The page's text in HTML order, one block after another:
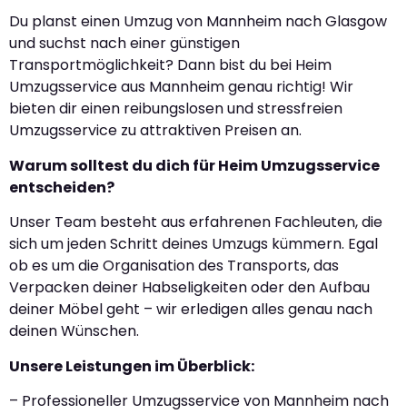
Du planst einen Umzug von Mannheim nach Glasgow
und suchst nach einer günstigen
Transportmöglichkeit? Dann bist du bei Heim
Umzugsservice aus Mannheim genau richtig! Wir
bieten dir einen reibungslosen und stressfreien
Umzugsservice zu attraktiven Preisen an.
Warum solltest du dich für Heim Umzugsservice
entscheiden?
Unser Team besteht aus erfahrenen Fachleuten, die
sich um jeden Schritt deines Umzugs kümmern. Egal
ob es um die Organisation des Transports, das
Verpacken deiner Habseligkeiten oder den Aufbau
deiner Möbel geht – wir erledigen alles genau nach
deinen Wünschen.
Unsere Leistungen im Überblick:
– Professioneller Umzugsservice von Mannheim nach